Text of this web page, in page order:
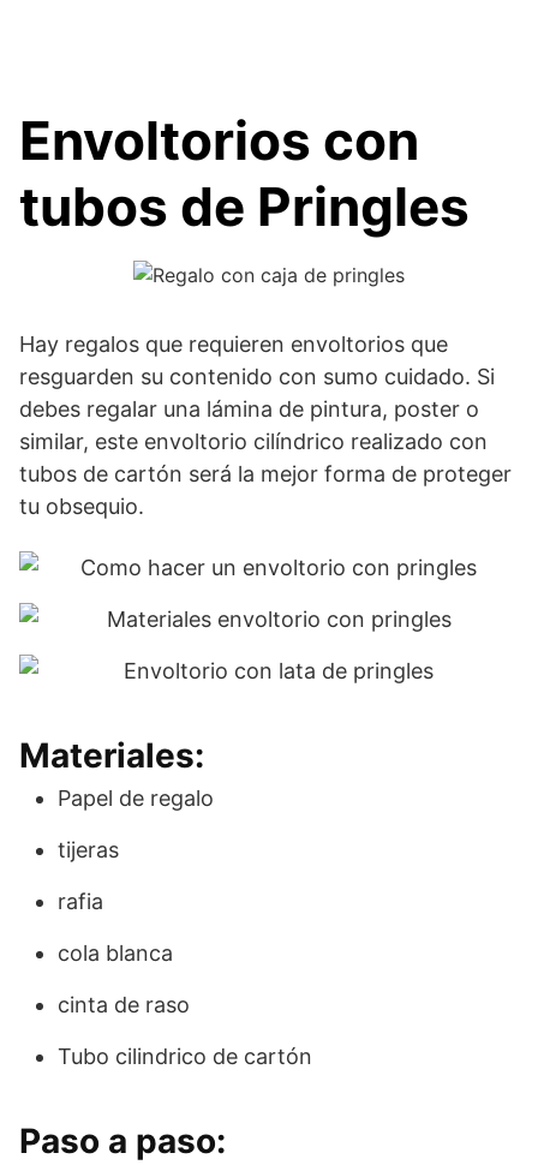
Envoltorios con
tubos de Pringles
Hay regalos que requieren envoltorios que
resguarden su contenido con sumo cuidado. Si
debes regalar una lámina de pintura, poster o
similar, este envoltorio cilíndrico realizado con
tubos de cartón será la mejor forma de proteger
tu obsequio.
Materiales:
Papel de regalo
tijeras
rafia
cola blanca
cinta de raso
Tubo cilindrico de cartón
Paso a paso: